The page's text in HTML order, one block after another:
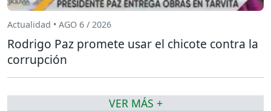
Actualidad • AGO 6 / 2026
Rodrigo Paz promete usar el chicote contra la
corrupción
VER MÁS +